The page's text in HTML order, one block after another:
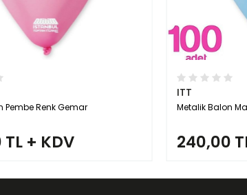
Mavi Renk Gemar
+ KDV
ITT
Metalik Balon
240,00